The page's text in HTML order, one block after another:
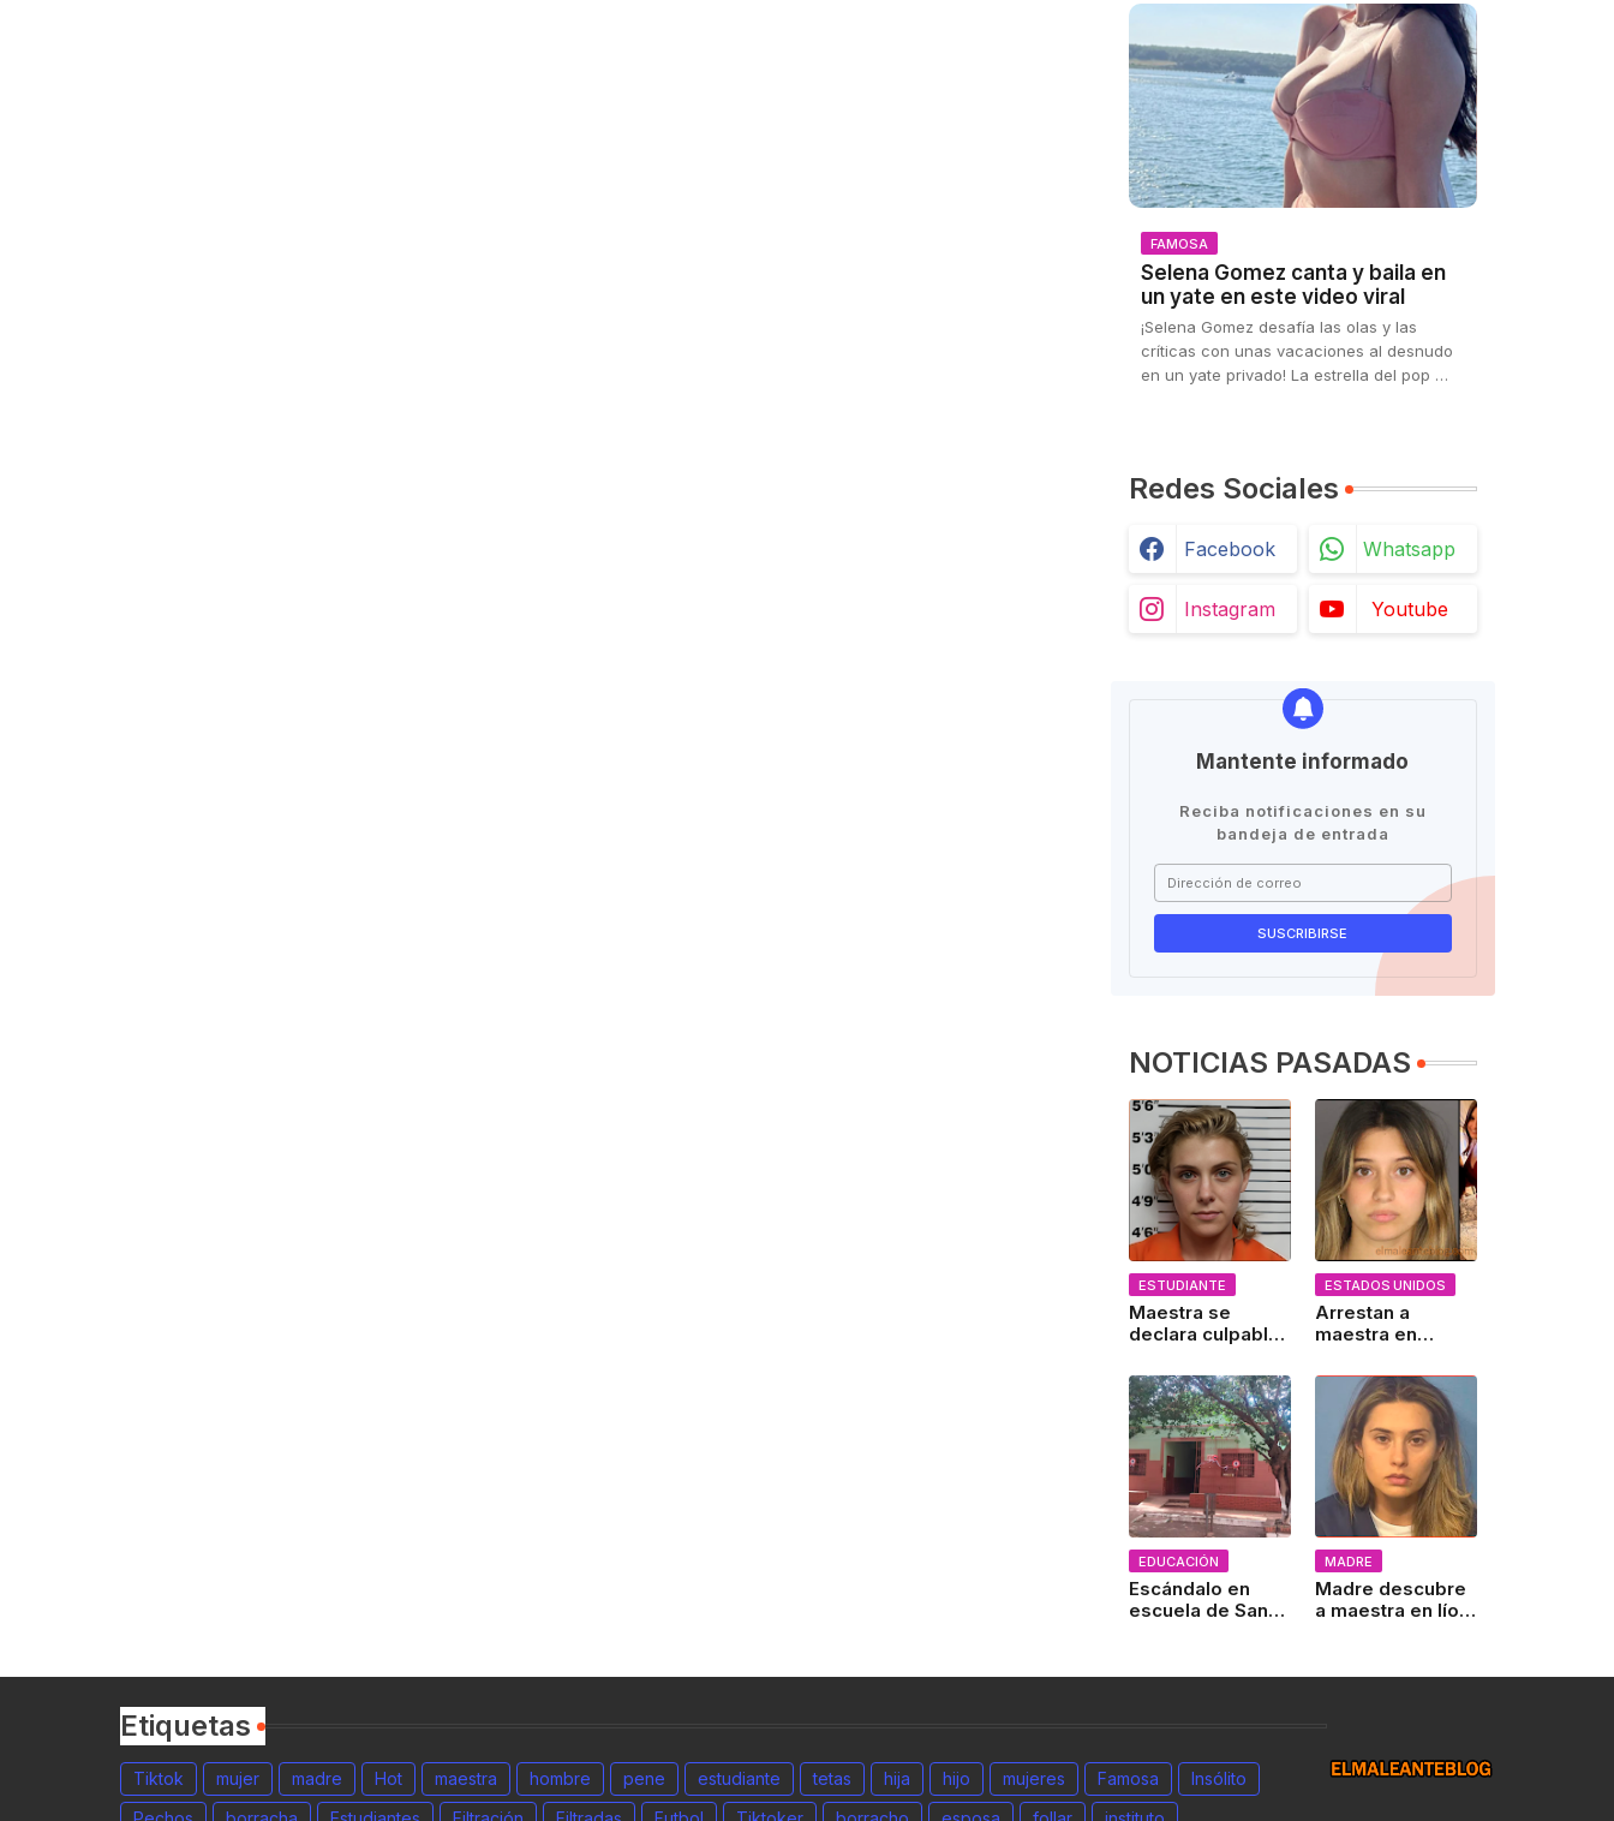
FAMOSA
Selena Gomez canta y baila en
un yate en este video viral
¡Selena Gomez desafía las olas y las
críticas con unas vacaciones al desnudo
en un yate privado! La estrella del pop …
Redes Sociales
Facebook Whatsapp
Instagram Youtube
Mantente informado
Reciba notificaciones en su
bandeja de entrada
NOTICIAS PASADAS
ESTUDIANTE
Maestra se
declara culpable:
enviado nudes a
alumno por
Snapchat
ESTADOS UNIDOS
Arrestan a
maestra en
enviar contenido
sexual a un
menor
EDUCACIÓN
Escándalo en
escuela de San
sexual sacude a
MADRE
Madre descubre
a maestra en lío
Etiquetas
Tiktok mujer madre Hot maestra hombre pene estudiante tetas hija hijo mujeres Famosa
Insólito